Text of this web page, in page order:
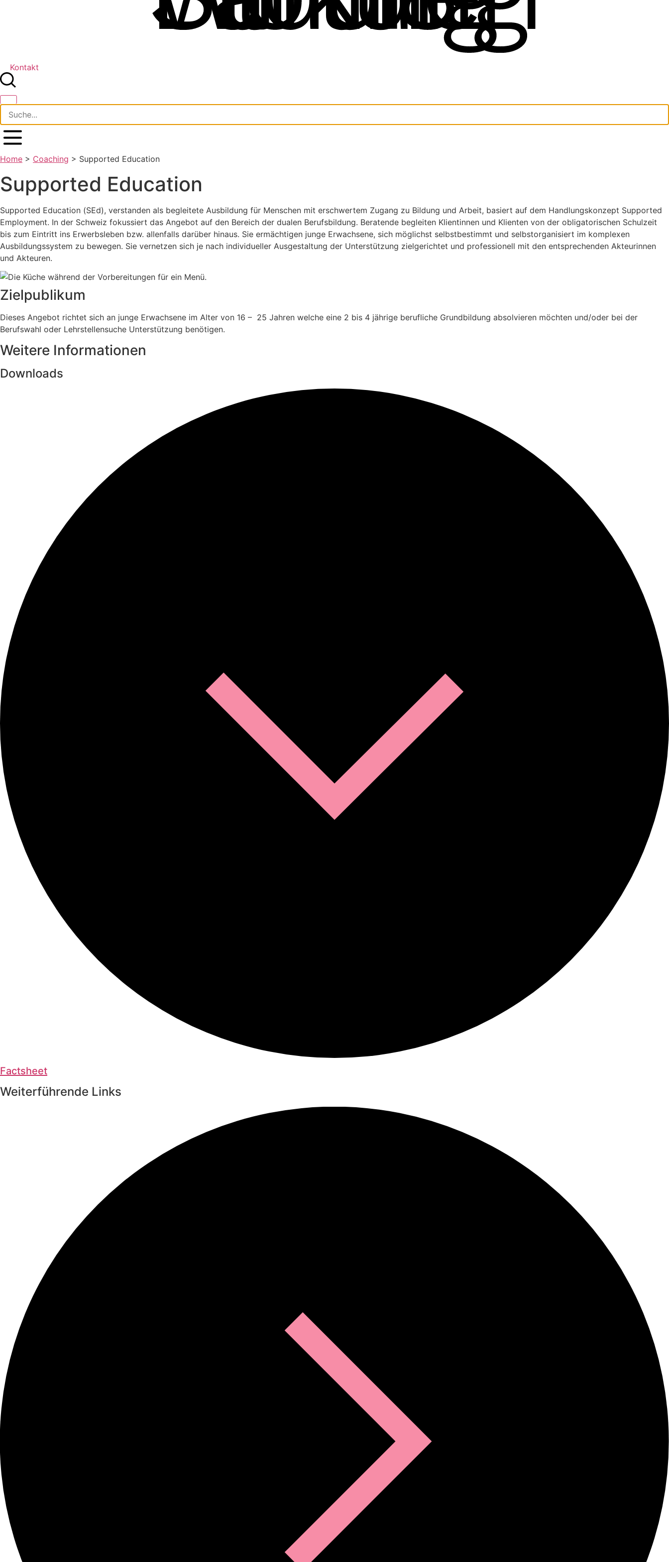
Kontakt
Home > Coaching > Supported Education
Supported Education
Supported Education (SEd), verstanden als begleitete Ausbildung für Menschen mit erschwertem Zugang zu Bildung und Arbeit, basiert auf dem Handlungskonzept Supported
Employment. In der Schweiz fokussiert das Angebot auf den Bereich der dualen Berufsbildung. Beratende begleiten Klientinnen und Klienten von der obligatorischen Schulzeit
bis zum Eintritt ins Erwerbsleben bzw. allenfalls darüber hinaus. Sie ermächtigen junge Erwachsene, sich möglichst selbstbestimmt und selbstorganisiert im komplexen
Ausbildungssystem zu bewegen. Sie vernetzen sich je nach individueller Ausgestaltung der Unterstützung zielgerichtet und professionell mit den entsprechenden Akteurinnen
und Akteuren.
Zielpublikum
Dieses Angebot richtet sich an junge Erwachsene im Alter von 16 – 25 Jahren welche eine 2 bis 4 jährige berufliche Grundbildung absolvieren möchten und/oder bei der
Berufswahl oder Lehrstellensuche Unterstützung benötigen.
Weitere Informationen
Downloads
Factsheet
Weiterführende Links